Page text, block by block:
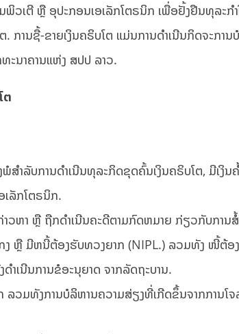
ວເຕີ ຫຼື ອຸປະກອນເອເລັກໂຕຣນິກ ເພື່ອຢັ້ງຢືນທຸລະກໍ
ານຊື້-ຂາຍເງິນຄຣິບໂຕ ແມ່ນການດໍາເນີນກິດຈະການ
ະນາຄານແຫ່ງ ສປປ ລາວ.
ຕ
າລັບການດໍາເນີນທຸລະກິດຂຸດຄົ້ນເງິນຄຣິບໂຕ, ມີເງິນ
ເລັກໂຕຣນິກ.
ວຫາ ຫຼື ຖືກດໍາເນີນຄະດີຕາມກົດຫມາຍ ກ່ຽວກັບການສໍ້
ງ ຫຼື ມີຫນີ້ຕ້ອງຮັບທວງຍາກ (NIPL.) ລວມທັງ ໜີ້ຕ້ອ
ເນີນການຂໍອະນຸຍາດ ຈາກລັດຖະບານ.
ລວມທັງການບໍລິຫານຄວາມສ່ຽງທີ່ເກີດຂຶ້ນຈາກການໂຈ